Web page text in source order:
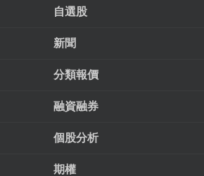
自選股
新聞
分類報價
融資融券
個股分析
期權